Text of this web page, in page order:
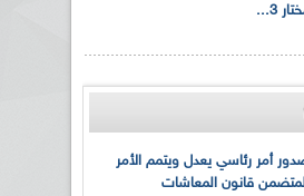
3...
أمر رئاسي يعدل ويتمم الأمر
قانون المعاشات